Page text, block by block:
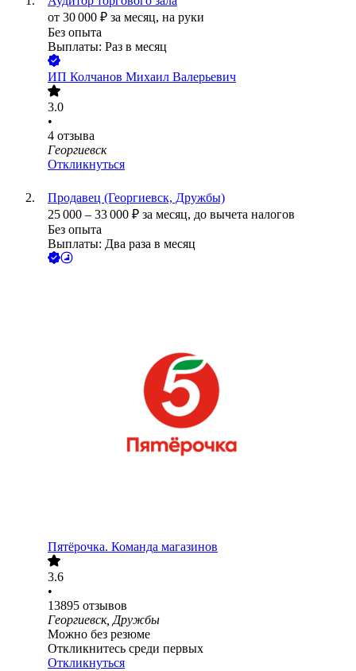
от 30 000 ₽ за месяц, на руки
Без опыта
Выплаты: Раз в месяц
ИП Колчанов Михаил Валерьевич
3.0
•
4 отзыва
Георгиевск
Откликнуться
Продавец (Георгиевск, Дружбы)
25 000 – 33 000 ₽ за месяц, до вычета налогов
Без опыта
Выплаты: Два раза в месяц
Пятёрочка. Команда магазинов
3.6
•
13895 отзывов
Георгиевск, Дружбы
Можно без резюме
Откликнитесь среди первых
Откликнуться